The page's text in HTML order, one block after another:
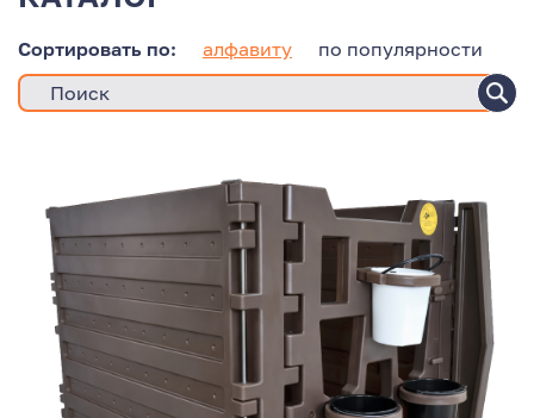
Сортировать по: алфавиту по популярности